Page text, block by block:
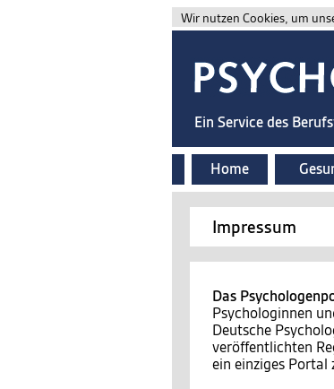
Wir nutzen Cookies, um
Ein Service des
Home
Impressum
Das
Psychologinnen
Deutsche
veröffentlichten
ein einziges Portal